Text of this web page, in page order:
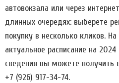
автовокзала или через
длинных очередях: выберете
покупку в несколько кликов.
актуальное расписание на
сведения вы можете получить
+7 (926) 917-34-74.